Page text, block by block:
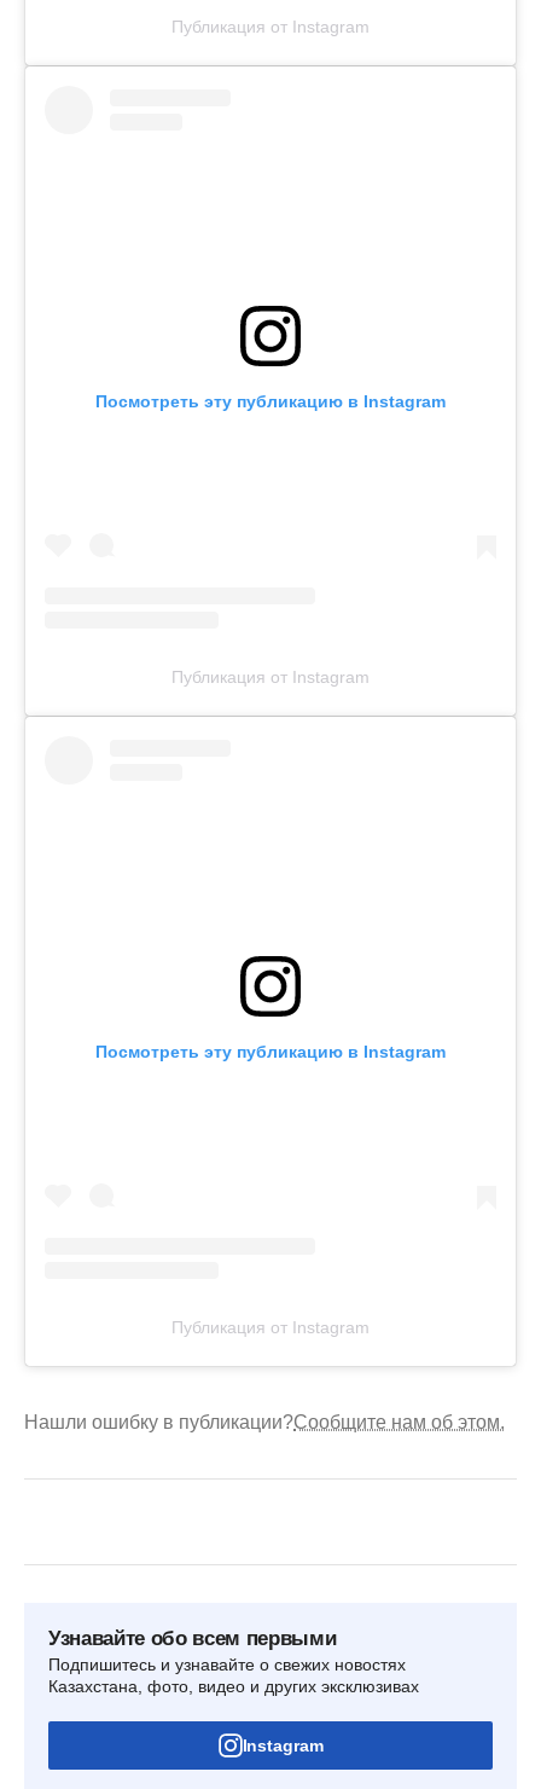
Публикация от Instagram
Посмотреть эту публикацию в Instagram
Публикация от Instagram
Посмотреть эту публикацию в Instagram
Публикация от Instagram
Нашли ошибку в публикации?Сообщите нам об этом.
Узнавайте обо всем первыми
Подпишитесь и узнавайте о свежих новостях
Казахстана, фото, видео и других эксклюзивах
Instagram